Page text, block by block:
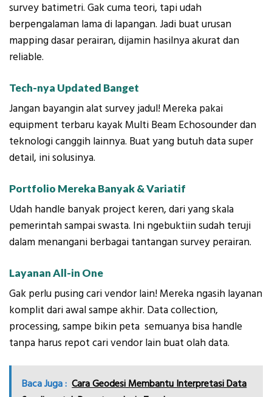
survey batimetri. Gak cuma teori, tapi udah
berpengalaman lama di lapangan. Jadi buat urusan
mapping dasar perairan, dijamin hasilnya akurat dan
reliable.
Tech-nya Updated Banget
Jangan bayangin alat survey jadul! Mereka pakai
equipment terbaru kayak Multi Beam Echosounder dan
teknologi canggih lainnya. Buat yang butuh data super
detail, ini solusinya.
Portfolio Mereka Banyak & Variatif
Udah handle banyak project keren, dari yang skala
pemerintah sampai swasta. Ini ngebuktiin sudah teruji
dalam menangani berbagai tantangan survey perairan.
Layanan All-in One
Gak perlu pusing cari vendor lain! Mereka ngasih layanan
komplit dari awal sampe akhir. Data collection,
processing, sampe bikin peta semuanya bisa handle
tanpa harus repot cari vendor lain buat olah data.
Baca Juga : Cara Geodesi Membantu Interpretasi Data